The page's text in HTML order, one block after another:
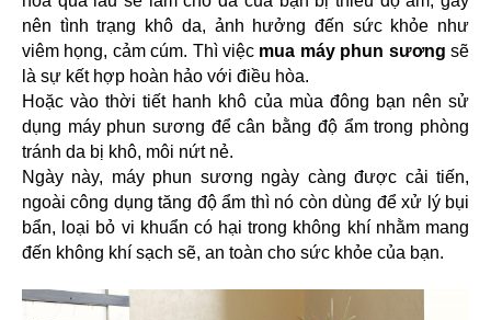
nên tình trạng khô da, ảnh hưởng đến sức khỏe như
viêm họng, cảm cúm. Thì việc mua máy phun sương sẽ
là sự kết hợp hoàn hảo với điều hòa.
Hoặc vào thời tiết hanh khô của mùa đông bạn nên sử
dụng máy phun sương để cân bằng độ ẩm trong phòng
tránh da bị khô, môi nứt nẻ.
Ngày này, máy phun sương ngày càng được cải tiến,
ngoài công dụng tăng độ ẩm thì nó còn dùng để xử lý bụi
bẩn, loại bỏ vi khuẩn có hại trong không khí nhằm mang
đến không khí sạch sẽ, an toàn cho sức khỏe của bạn.